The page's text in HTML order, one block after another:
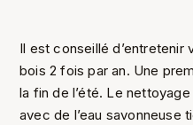
Il est conseillé d’entretenir
bois 2 fois par an. Une
la fin de l’été. Le
avec de l’eau savonneuse